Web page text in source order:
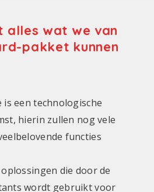
alles wat we van
pakket kunnen
is een technologische
hierin zullen nog vele
functies
die door de
wordt gebruikt voor